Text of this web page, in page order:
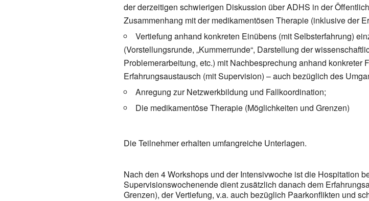
der derzeitigen schwierigen Diskussion über ADHS in der
Zusammenhang mit der medikamentösen Therapie (inklusive der
Vertiefung anhand konkreten Einübens (mit Selbsterfahrung)
(Vorstellungsrunde, „Kummerrunde“, Darstellung der
Problemerarbeitung, etc.) mit Nachbesprechung anhand konkreter
Erfahrungsaustausch (mit Supervision) – auch bezüglich des
Anregung zur Netzwerkbildung und Fallkoordination;
Die medikamentöse Therapie (Möglichkeiten und Grenzen)
Die Teilnehmer erhalten umfangreiche Unterlagen.
Nach den 4 Workshops und der Intensivwoche ist die Hospitation
Supervisionswochenende dient zusätzlich danach dem
Grenzen), der Vertiefung, v.a. auch bezüglich Paarkonflikten und